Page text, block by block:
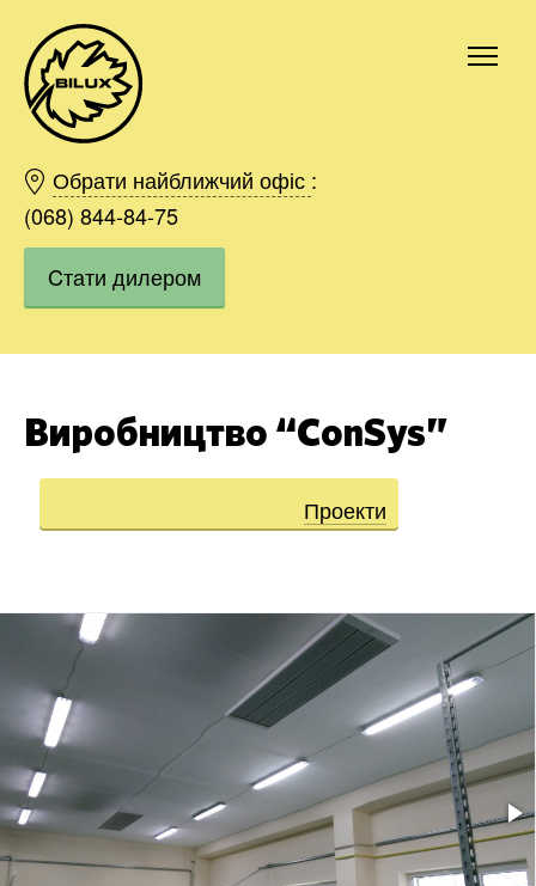
Обрати найближчий офіс :
(068) 844-84-75
Cтати дилером
Виробництво “ConSys”
Проекти
Київ
Харків
Одесса
Дніпро
Івано-Франківськ
Вінниця
Область
Замовити